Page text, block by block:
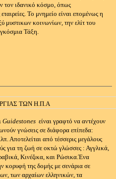
τον ιδανικό κόσμο, όπως
Το μνημείο είναι επομένως η
μυστικων κοινωνίων, την ελίτ του
Τάξη.
Guidestones είναι γραφτό να αντέχουν
γνώσεις σε διάφορα επίπεδα:
Αποτελείται από τέσσερις μεγάλους
για τη ζωή σε οκτώ γλώσσες : Αγγλικά,
Κινέζικα, και Ρώσικα.Ένα
κορυφή της δομής με σενάρια σε
των αρχαίων ελληνικών, τα